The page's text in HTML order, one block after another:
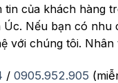
của khách hàng
Nếu bạn có
với chúng tôi.
/ 0905.952.905